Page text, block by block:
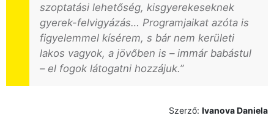
szoptatási lehetőség, kisgyerekeseknek
gyerek-felvigyázás… Programjaikat azóta is
figyelemmel kísérem, s bár nem kerületi
lakos vagyok, a jövőben is – immár babástul
– el fogok látogatni hozzájuk.”
Szerző: Ivanova Daniela